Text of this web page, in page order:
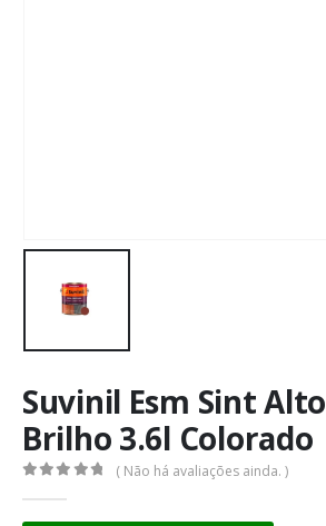
Suvinil Esm Sint Alto
Brilho 3.6l Colorado
( Não há avaliações ainda. )